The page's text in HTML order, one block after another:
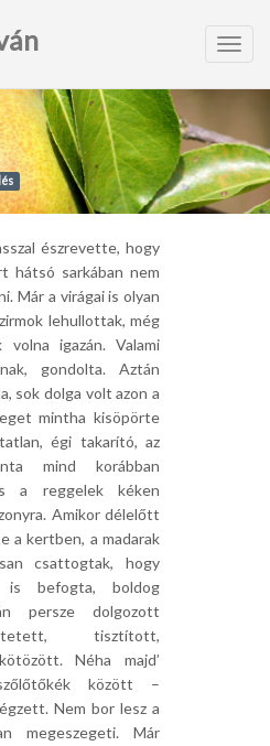
észrevette, hogy
hátsó sarkában nem
Már a virágai is olyan
lehullottak, még
igazán. Valami
gondolta. Aztán
sok dolga volt azon a
mintha kisöpörte
égi takarító, az
mind korábban
a reggelek kéken
Amikor délelőtt
a kertben, a madarak
csattogtak, hogy
befogta, boldog
persze dolgozott
tisztított,
Néha majd’
között –
Nem bor lesz a
megeszegeti. Már